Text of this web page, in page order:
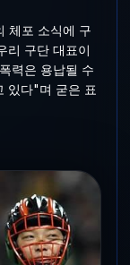
체포 소식에 구
리 구단 대표이
력은 용납될 수
있다"며 굳은 표